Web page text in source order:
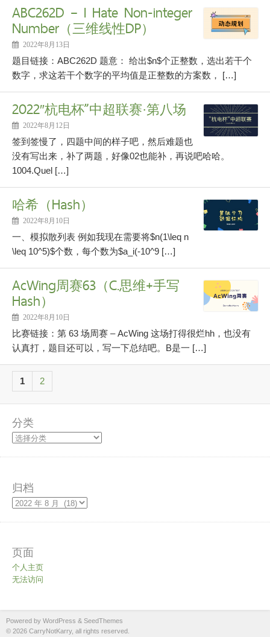
ABC262D – I Hate Non-integer
Number（三维线性DP）
2022年8月13日
题目链接：ABC262D 题意： 给出$n$个正整数，选出若干个
数字，求这若干个数字的平均值是正整数的方案数， […]
2022″杭电杯”中超联赛·第八场
2022年8月12日
签到签慢了，四题中间的样子吧，然后难题也
没有写出来，补了两题，好像02也能补，再说吧哈哈。
1004.Quel […]
哈希（Hash）
2022年8月10日
一、模拟散列表 例如我现在需要将$n(1\leq n
\leq 10^5)$个数，每个数为$a_i(-10^9 […]
AcWing周赛63（C.思维+手写
Hash）
2022年8月10日
比赛链接：第 63 场周赛 – AcWing 这场打得很烂hh，也没有
认真打，题目还可以，写一下总结吧。B是一 […]
1 2
分类
归档
页面
个人主页
无法访问
Powered by WordPress & SeedThemes
© 2026 CarryNotKarry, all rights reserved.